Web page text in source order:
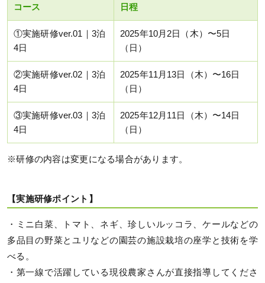
コース 日程
①実施研修ver.01｜3泊
4日
2025年10月2日（木）〜5日
（日）
②実施研修ver.02｜3泊
4日
2025年11月13日（木）〜16日
（日）
③実施研修ver.03｜3泊
4日
2025年12月11日（木）〜14日
（日）
※研修の内容は変更になる場合があります。
【実施研修ポイント】
・ミニ白菜、トマト、ネギ、珍しいルッコラ、ケールなどの
多品目の野菜とユリなどの園芸の施設栽培の座学と技術を学
べる。
・第一線で活躍している現役農家さんが直接指導してくださ